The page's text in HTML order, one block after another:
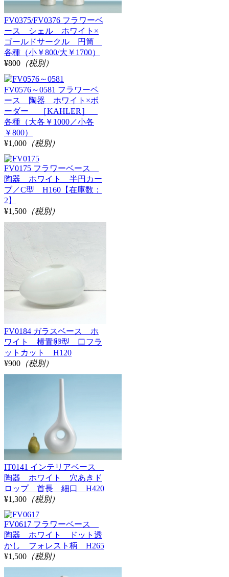
FV0375/FV0376 フラワーベ
ース シェル ホワイト×
ゴールドサークル 円筒
各種（小￥800/大￥1700）
¥800 （税別）
FV0576～0581 フラワーベ
ース 陶器 ホワイト×ボ
ーダー ［KAHLER］
各種（大各￥1000／小各
￥800）
¥1,000 （税別）
FV0175 フラワーベース
陶器 ホワイト 半円カー
ブ／C型 H160【在庫数：
2】
¥1,500 （税別）
FV0184 ガラスベース ホ
ワイト 横置卵型 口フラ
ットカット H120
¥900 （税別）
IT0141 インテリアベース
陶器 ホワイト 穴あきド
ロップ 首長 細口 H420
¥1,300 （税別）
FV0617 フラワーベース
陶器 ホワイト ドット透
かし フォレスト柄 H265
¥1,500 （税別）